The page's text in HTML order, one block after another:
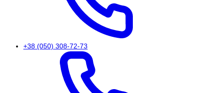
+38 (050) 308-72-73